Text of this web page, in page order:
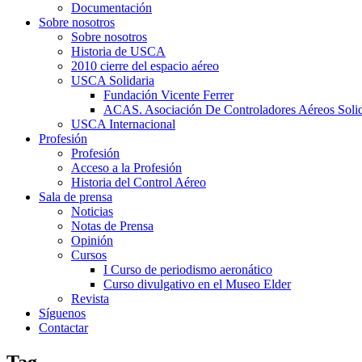
Documentación
Sobre nosotros
Sobre nosotros
Historia de USCA
2010 cierre del espacio aéreo
USCA Solidaria
Fundación Vicente Ferrer
ACAS. Asociación De Controladores Aéreos
USCA Internacional
Profesión
Profesión
Acceso a la Profesión
Historia del Control Aéreo
Sala de prensa
Noticias
Notas de Prensa
Opinión
Cursos
I Curso de periodismo aeronático
Curso divulgativo en el Museo Elder
Revista
Síguenos
Contactar